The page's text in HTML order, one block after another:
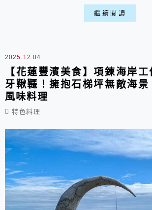
點，都充滿了太魯閣族的文化與風
中看到運用原住民食材，像是馬告
離市中心較遠，推薦能跟太魯閣排
順路跟方便歐～
繼續閱讀
2025.12.04
【花蓮豐濱美食】項鍊海岸工
牙鞦韆！擁抱石梯坪無敵海景
風味料理
特色料理